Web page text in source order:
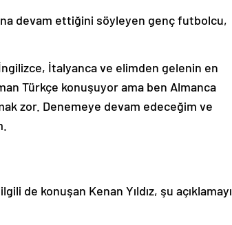
devam ettiğini söyleyen genç futbolcu,
İtalyanca ve elimden gelenin en
Türkçe konuşuyor ama ben Almanca
zor. Denemeye devam edeceğim ve
de konuşan Kenan Yıldız, şu açıklamayı